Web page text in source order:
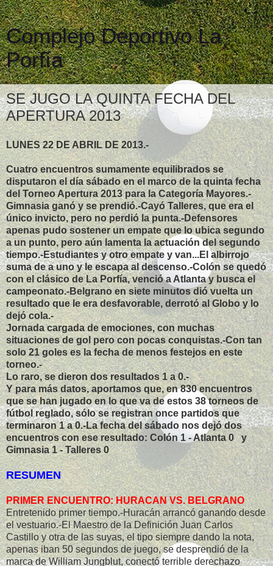
Complejo Deportivo La
Porfía
SE JUGO LA QUINTA FECHA DEL
APERTURA 2013
LUNES 22 DE ABRIL DE 2013.-
Cuatro encuentros sumamente equilibrados se
disputaron el día sábado en el marco de la quinta fecha
del Torneo Apertura 2013 para la Categoría Mayores.-
Gimnasia ganó y se prendió.-Cayó Talleres, que era el
único invicto, pero no perdió la punta.-Defensores
apenas pudo sostener un empate que lo ubica segundo
a un punto, pero aún lamenta la actuación del segundo
tiempo.-Estudiantes y otro empate y van...El albirrojo
suma de a uno y le escapa al descenso.-Colón se quedó
con el clásico de La Porfía, venció a Atlanta y busca el
campeonato.-Belgrano en siete minutos dió vuelta un
resultado que le era desfavorable, derrotó al Globo y lo
dejó cola.-
Jornada cargada de emociones, con muchas
situaciones de gol pero con pocas conquistas.-Con tan
solo 21 goles es la fecha de menos festejos en este
torneo.-
Lo raro, se dieron dos resultados 1 a 0.-
Y para más datos, aportamos que, en 830 encuentros
que se han jugado en lo que va de estos 38 torneos de
fútbol reglado, sólo se registran once partidos que
terminaron 1 a 0.-La fecha del sábado nos dejó dos
encuentros con ese resultado: Colón 1 - Atlanta 0 y
Gimnasia 1 - Talleres 0
RESUMEN
PRIMER ENCUENTRO: HURACAN VS. BELGRANO
Entretenido primer tiempo.-Huracán arrancó ganando desde
el vestuario.-El Maestro de la Definición Juan Carlos
Castillo y otra de las suyas, el tipo siempre dando la nota,
apenas iban 50 segundos de juego, se desprendió de la
marca de William Jungblut, conectó terrible derechazo